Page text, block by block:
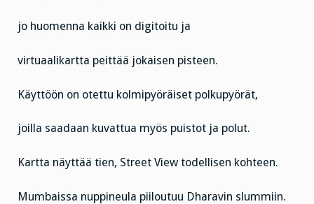
jo huomenna kaikki on digitoitu ja
virtuaalikartta peittää jokaisen pisteen.
Käyttöön on otettu kolmipyöräiset polkupyörät,
joilla saadaan kuvattua myös puistot ja polut.
Kartta näyttää tien, Street View todellisen kohteen.
Mumbaissa nuppineula piiloutuu Dharavin slummiin.